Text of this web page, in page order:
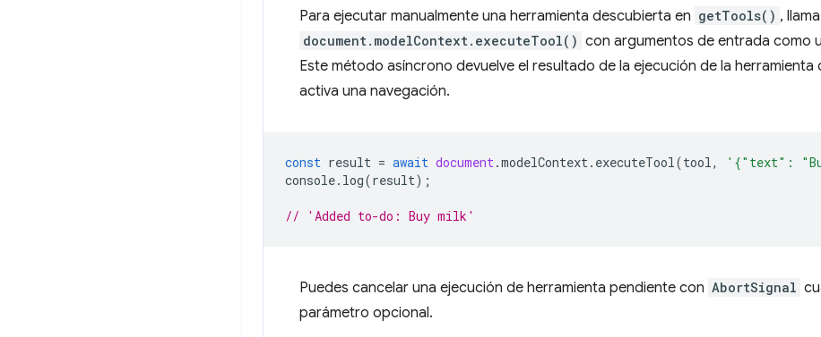
Para ejecutar manualmente una herramienta descubierta en getTools() ,
document.modelContext.executeTool() con argumentos de entrada como
Este método asíncrono devuelve el resultado de la ejecución de la herramienta
activa una navegación.
const result = await document.modelContext. executeTool(tool, '{"text":
console. log(result);
// 'Added to-do: Buy milk'
Puedes cancelar una ejecución de herramienta pendiente con AbortSignal
parámetro opcional.